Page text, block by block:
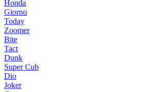
Honda
Giorno
Today
Zoomer
Bite
Tact
Dunk
Super Cub
Dio
Joker